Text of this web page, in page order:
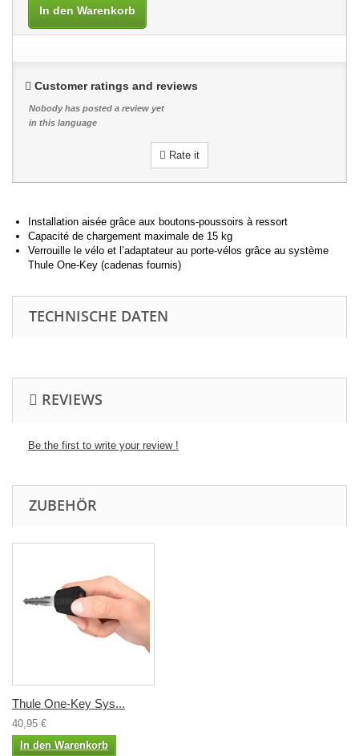
In den Warenkorb
Customer ratings and reviews
Nobody has posted a review yet
in this language
Rate it
Installation aisée grâce aux boutons-poussoirs à ressort
Capacité de chargement maximale de 15 kg
Verrouille le vélo et l’adaptateur au porte-vélos grâce au système
Thule One-Key (cadenas fournis)
TECHNISCHE DATEN
REVIEWS
Be the first to write your review !
ZUBEHÖR
Thule One-Key Sys...
40,95 €
In den Warenkorb